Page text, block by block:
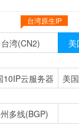
台湾(CN2)
台湾原生IP
10IP云服务器 美
多线(BGP)